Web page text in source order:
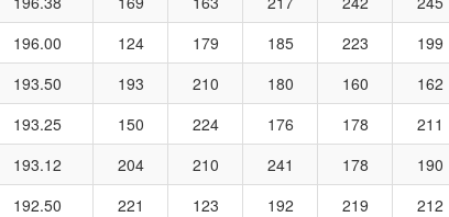
196.00 124 179 185 223 199
193.50 193 210 180 160 162
193.25 150 224 176 178 211
193.12 204 210 241 178 190
192.50 221 123 192 219 212